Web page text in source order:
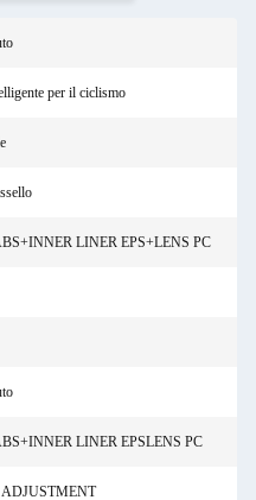
per il ciclismo
LINER EPS+LENS PC
LINER EPSLENS PC
ADJUSTMENT